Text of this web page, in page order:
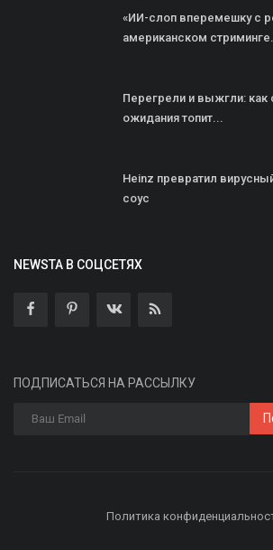
«ИИ-слоп вперемешку с
американском
Перегрели и выжгли:
ожидания топит...
Heinz превратил
соус
NEWSTA В СОЦСЕТЯХ
ПОДПИСАТЬСЯ НА РАССЫЛКУ
Политика